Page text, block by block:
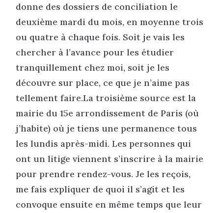
donne des dossiers de conciliation le
deuxième mardi du mois, en moyenne trois
ou quatre à chaque fois. Soit je vais les
chercher à l’avance pour les étudier
tranquillement chez moi, soit je les
découvre sur place, ce que je n’aime pas
tellement faire.La troisième source est la
mairie du 15e arrondissement de Paris (où
j’habite) où je tiens une permanence tous
les lundis après-midi. Les personnes qui
ont un litige viennent s’inscrire à la mairie
pour prendre rendez-vous. Je les reçois,
me fais expliquer de quoi il s’agit et les
convoque ensuite en même temps que leur